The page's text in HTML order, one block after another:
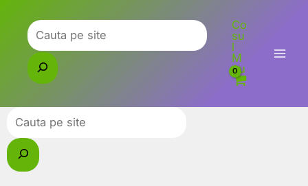
content
Caută
Co
su
l
M
eu
Caută